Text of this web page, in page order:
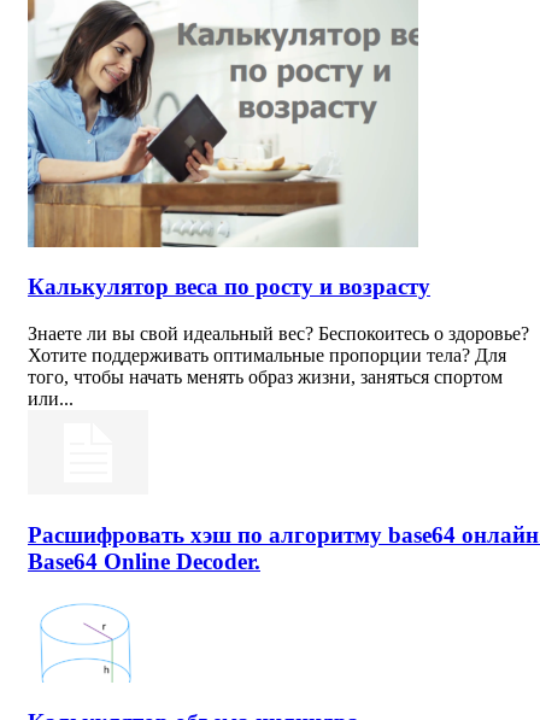
Калькулятор веса по росту и возрасту
Знаете ли вы свой идеальный вес? Беспокоитесь о здоровье?
Хотите поддерживать оптимальные пропорции тела? Для
того, чтобы начать менять образ жизни, заняться спортом
или...
Расшифровать хэш по алгоритму base64
Base64 Online Decoder.